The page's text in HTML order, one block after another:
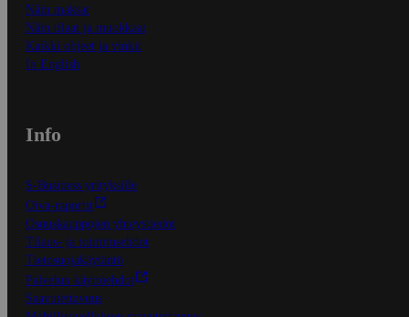
Näin maksat
Näin tilaat ja muokkaat
Kaikki ohjeet ja vinkit
In English
Info
S-Business yrityksille
Oiva-raportit
Osuuskauppojen yhteystiedot
Tilaus- ja toimitusehdot
Tietosuojakäytäntö
Palvelun käyttöehdot
Saavutettavuus